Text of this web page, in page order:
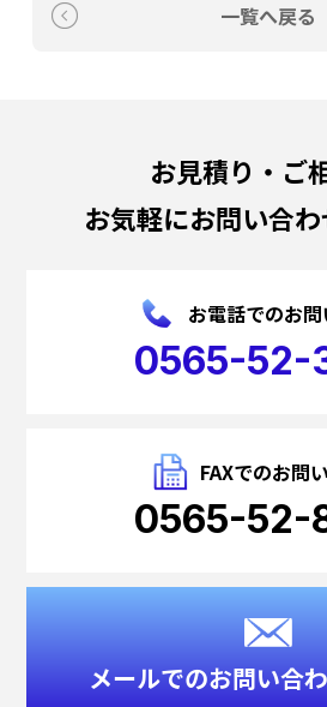
一覧へ戻る
お見積り・ご
お気軽にお問い合
お電話でのお
0565-52-
FAXでのお問
0565-52-
メールでのお問い合